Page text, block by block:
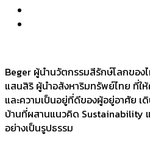
Beger ผู้นำนวัตกรรมสีรักษ์โลกของ
แสนสิริ ผู้นำอสังหาริมทรัพย์ไทย ที่
และความเป็นอยู่ที่ดีของผู้อยู่อาศัย เ
บ้านที่ผสานแนวคิด Sustainability
อย่างเป็นรูปธรรม